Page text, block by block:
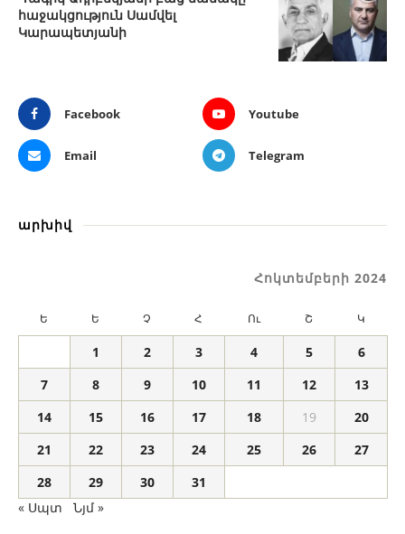
հաջակցություն Սամվել
Կարապետյանի
Facebook Youtube
Email Telegram
արխիվ
Հոկտեմբերի 2024
Ե Ե Չ Հ Ու Շ Կ
1 2 3 4 5
6
7
8 9 10 11 12
13
14
15 16 17 18 19
20
21
22 23 24 25 26
27
28
29 30
31
« Սպտ
Նյմ »